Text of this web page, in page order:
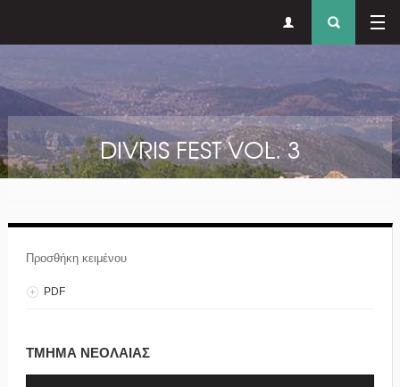
μενού
DIVRIS FEST VOL. 3
Προσθήκη κειμένου
PDF
ΤΜΗΜΑ ΝΕΟΛΑΙΑΣ